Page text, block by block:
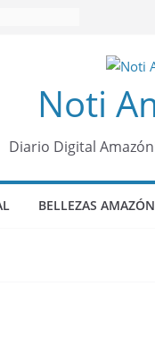
Noti
Diario Digital
BELLEZAS